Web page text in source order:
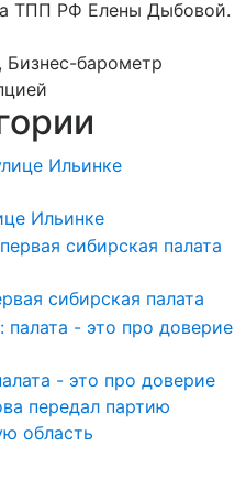
ТПП РФ Елены Дыбовой.
барометр
Ильинке
сибирская палата
- это про доверие